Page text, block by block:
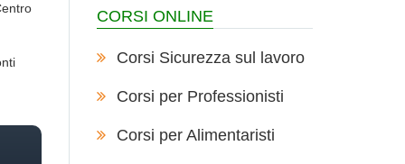
CORSI ONLINE
Corsi Sicurezza sul lavoro
Corsi per Professionisti
Corsi per Alimentaristi